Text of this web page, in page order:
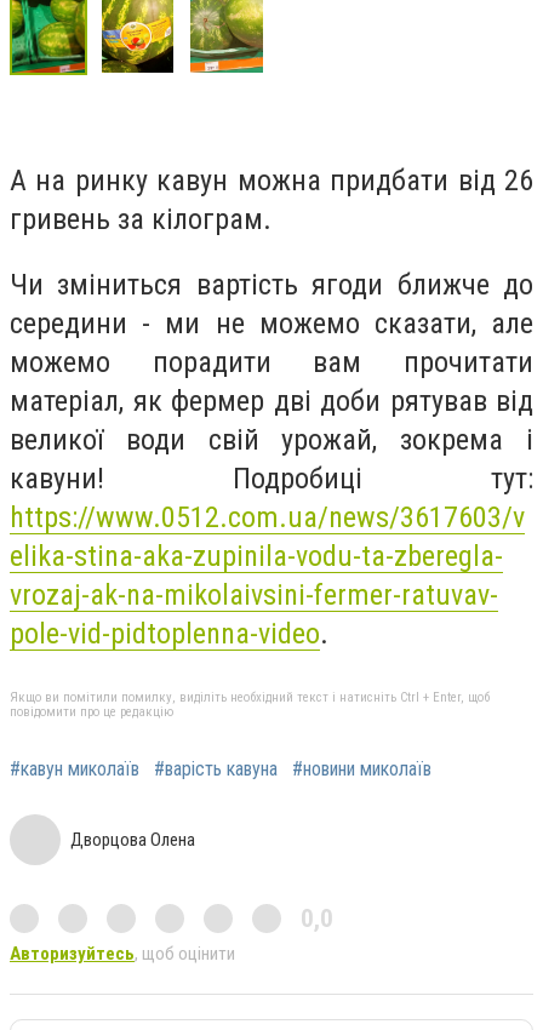
А на ринку кавун можна придбати від 26
гривень за кілограм.
Чи зміниться вартість ягоди ближче до
середини - ми не можемо сказати, але
можемо порадити вам прочитати
матеріал, як фермер дві доби рятував від
великої води свій урожай, зокрема і
кавуни! Подробиці тут:
https://www.0512.com.ua/news/3617603/v
elika-stina-aka-zupinila-vodu-ta-zberegla-
vrozaj-ak-na-mikolaivsini-fermer-ratuvav-
pole-vid-pidtoplenna-video.
Якщо ви помітили помилку, виділіть необхідний текст і натисніть Ctrl + Enter, щоб
повідомити про це редакцію
#кавун миколаїв #варість кавуна #новини миколаїв
Дворцова Олена
0,0
Авторизуйтесь, щоб оцінити